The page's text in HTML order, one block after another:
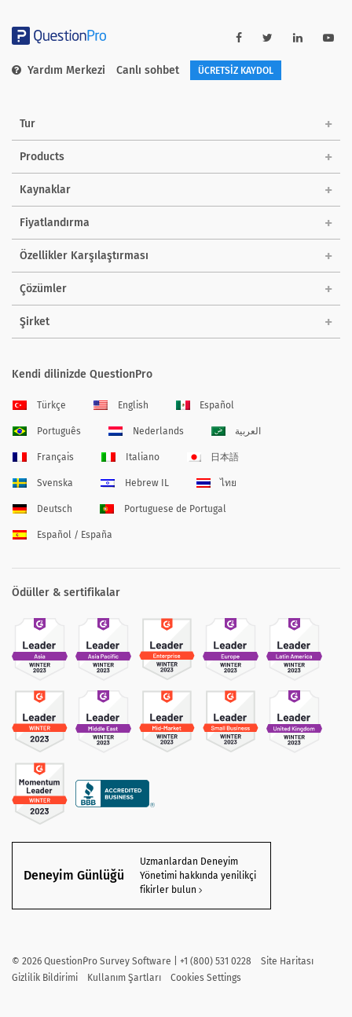
Yardım Merkezi Canlı sohbet ÜCRETSİZ KAYDOL
Tur
Products
Kaynaklar
Fiyatlandırma
Özellikler Karşılaştırması
Çözümler
Şirket
Kendi dilinizde QuestionPro
Türkçe English Español
Português Nederlands العربية
Français Italiano 日本語
Svenska Hebrew IL ไทย
Deutsch Portuguese de Portugal
Español / España
Ödüller & sertifikalar
Deneyim Günlüğü
Uzmanlardan Deneyim
Yönetimi hakkında yenilikçi
fikirler bulun
© 2026 QuestionPro Survey Software | +1 (800) 531 0228
Site Haritası
Gizlilik Bildirimi
Kullanım Şartları Cookies Settings